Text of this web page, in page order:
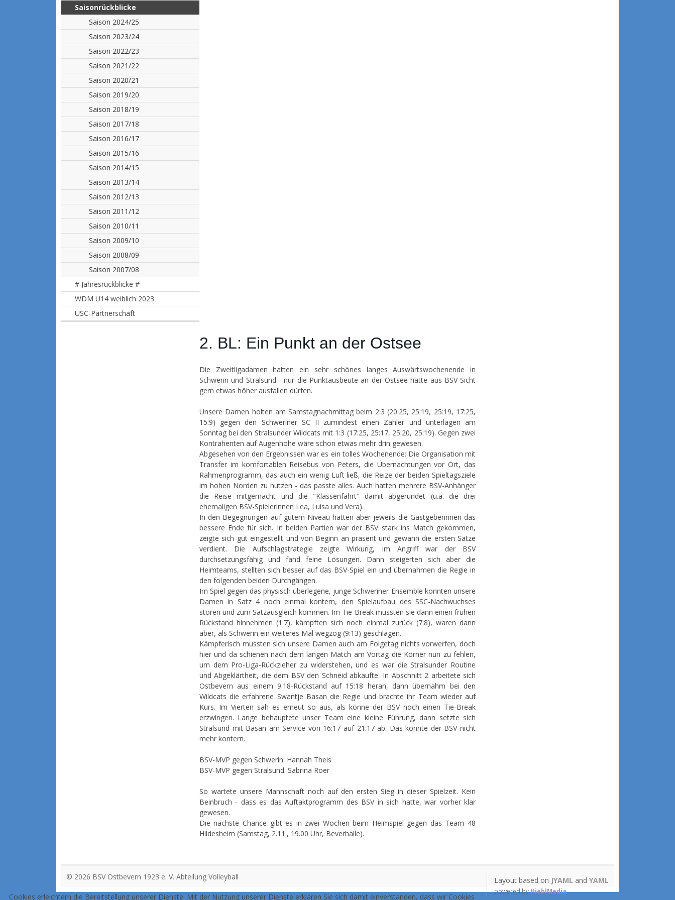
Saisonrückblicke
Saison 2024/25
Saison 2023/24
Saison 2022/23
Saison 2021/22
Saison 2020/21
Saison 2019/20
Saison 2018/19
Saison 2017/18
Saison 2016/17
Saison 2015/16
Saison 2014/15
Saison 2013/14
Saison 2012/13
Saison 2011/12
Saison 2010/11
Saison 2009/10
Saison 2008/09
Saison 2007/08
# Jahresrückblicke #
WDM U14 weiblich 2023
USC-Partnerschaft
2. BL: Ein Punkt an der Ostsee
Die Zweitligadamen hatten ein sehr schönes langes Auswärtswochenende in
Schwerin und Stralsund - nur die Punktausbeute an der Ostsee hätte aus BSV-Sicht
gern etwas höher ausfallen dürfen.
Unsere Damen holten am Samstagnachmittag beim 2:3 (20:25, 25:19, 25:19, 17:25,
15:9) gegen den Schweriner SC II zumindest einen Zähler und unterlagen am
Sonntag bei den Stralsunder Wildcats mit 1:3 (17:25, 25:17, 25:20, 25:19). Gegen zwei
Kontrahenten auf Augenhöhe wäre schon etwas mehr drin gewesen.
Abgesehen von den Ergebnissen war es ein tolles Wochenende: Die Organisation mit
Transfer im komfortablen Reisebus von Peters, die Übernachtungen vor Ort, das
Rahmenprogramm, das auch ein wenig Luft ließ, die Reize der beiden Spieltagsziele
im hohen Norden zu nutzen - das passte alles. Auch hatten mehrere BSV-Anhänger
die Reise mitgemacht und die "Klassenfahrt" damit abgerundet (u.a. die drei
ehemaligen BSV-Spielerinnen Lea, Luisa und Vera).
In den Begegnungen auf gutem Niveau hatten aber jeweils die Gastgeberinnen das
bessere Ende für sich. In beiden Partien war der BSV stark ins Match gekommen,
zeigte sich gut eingestellt und von Beginn an präsent und gewann die ersten Sätze
verdient. Die Aufschlagstrategie zeigte Wirkung, im Angriff war der BSV
durchsetzungsfähig und fand feine Lösungen. Dann steigerten sich aber die
Heimteams, stellten sich besser auf das BSV-Spiel ein und übernahmen die Regie in
den folgenden beiden Durchgängen.
Im Spiel gegen das physisch überlegene, junge Schweriner Ensemble konnten unsere
Damen in Satz 4 noch einmal kontern, den Spielaufbau des SSC-Nachwuchses
stören und zum Satzausgleich kommen. Im Tie-Break mussten sie dann einen frühen
Rückstand hinnehmen (1:7), kämpften sich noch einmal zurück (7:8), waren dann
aber, als Schwerin ein weiteres Mal wegzog (9:13) geschlagen.
Kämpferisch mussten sich unsere Damen auch am Folgetag nichts vorwerfen, doch
hier und da schienen nach dem langen Match am Vortag die Körner nun zu fehlen,
um dem Pro-Liga-Rückzieher zu widerstehen, und es war die Stralsunder Routine
und Abgeklärtheit, die dem BSV den Schneid abkaufte. In Abschnitt 2 arbeitete sich
Ostbevern aus einem 9:18-Rückstand auf 15:18 heran, dann übernahm bei den
Wildcats die erfahrene Swantje Basan die Regie und brachte ihr Team wieder auf
Kurs. Im Vierten sah es erneut so aus, als könne der BSV noch einen Tie-Break
erzwingen. Lange behauptete unser Team eine kleine Führung, dann setzte sich
Stralsund mit Basan am Service von 16:17 auf 21:17 ab. Das konnte der BSV nicht
mehr kontern.
BSV-MVP gegen Schwerin: Hannah Theis
BSV-MVP gegen Stralsund: Sabrina Roer
So wartete unsere Mannschaft noch auf den ersten Sieg in dieser Spielzeit. Kein
Beinbruch - dass es das Auftaktprogramm des BSV in sich hatte, war vorher klar
gewesen.
Die nächste Chance gibt es in zwei Wochen beim Heimspiel gegen das Team 48
Hildesheim (Samstag, 2.11., 19.00 Uhr, Beverhalle).
© 2026 BSV Ostbevern 1923 e. V. Abteilung Volleyball Layout based on JYAML andYAML
powered byHieblMedia
Cookies erleichtern die Bereitstellung unserer Dienste. Mit der Nutzung unserer Dienste erklären Sie sich damit einverstanden, dass wir Cookies